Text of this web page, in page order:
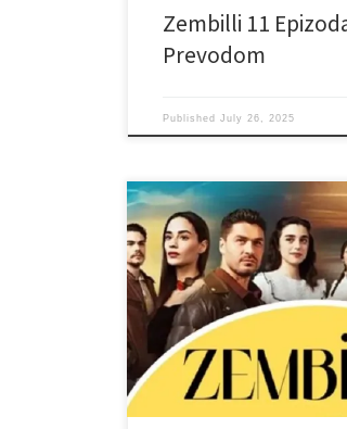
Zembilli 11
Prevodom
PublishedJuly 26, 2025